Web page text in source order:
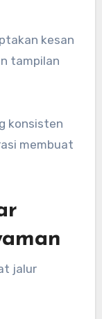
kesan
tampilan
konsisten
membuat
jalur